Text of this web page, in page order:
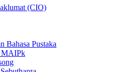
(CIO)
Bahasa Pustaka
MAIPk